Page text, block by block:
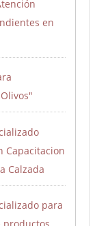
en
Capacitacion
Calzada
para